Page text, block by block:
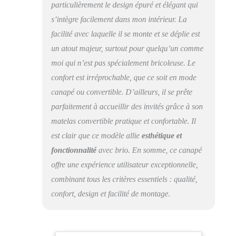
particulièrement le design épuré et élégant qui
s’intègre facilement dans mon intérieur. La
facilité avec laquelle il se monte et se déplie est
un atout majeur, surtout pour quelqu’un comme
moi qui n’est pas spécialement bricoleuse. Le
confort est irréprochable, que ce soit en mode
canapé ou convertible. D’ailleurs, il se prête
parfaitement à accueillir des invités grâce à son
matelas convertible pratique et confortable. Il
est clair que ce modèle allie esthétique et
fonctionnalitéavec brio. En somme, ce canapé
offre une expérience utilisateur exceptionnelle,
combinant tous les critères essentiels : qualité,
confort, design et facilité de montage.